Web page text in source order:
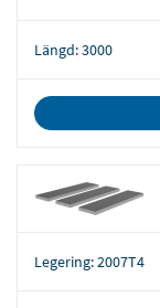
Längd:3000
Legering:2007T4